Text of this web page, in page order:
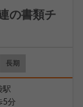
の書類チ
長期
駅
5分